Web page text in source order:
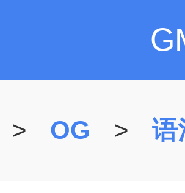
> OG > 语